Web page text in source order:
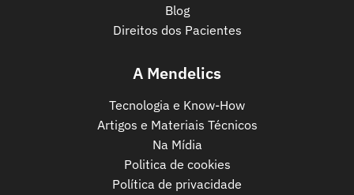
Blog
Direitos dos Pacientes
A Mendelics
Tecnologia e Know-How
Artigos e Materiais Técnicos
Na Mídia
Politica de cookies
Política de privacidade